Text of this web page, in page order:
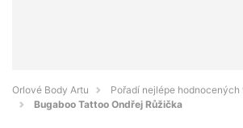
Orlové Body Artu
Pořadí nejlépe hodnocených
Bugaboo Tattoo Ondřej Růžička